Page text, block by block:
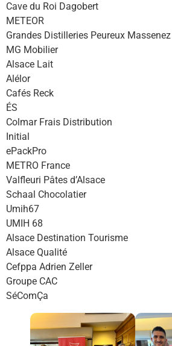
Cave du Roi Dagobert
METEOR
Grandes Distilleries Peureux Massenez
MG Mobilier
Alsace Lait
Alélor
Cafés Reck
ÉS
Colmar Frais Distribution
Initial
ePackPro
METRO France
Valfleuri Pâtes d’Alsace
Schaal Chocolatier
Umih67
UMIH 68
Alsace Destination Tourisme
Alsace Qualité
Cefppa Adrien Zeller
Groupe CAC
SéComÇa